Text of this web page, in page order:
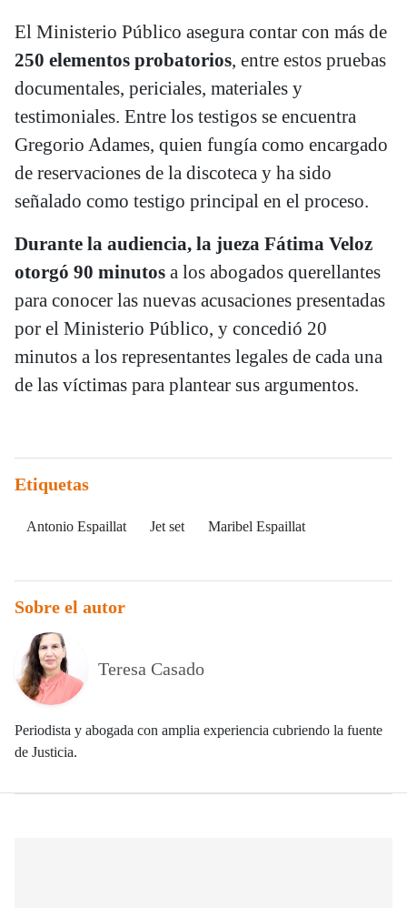
El Ministerio Público asegura contar con más de
250 elementos probatorios, entre estos pruebas
documentales, periciales, materiales y
testimoniales. Entre los testigos se encuentra
Gregorio Adames, quien fungía como encargado
de reservaciones de la discoteca y ha sido
señalado como testigo principal en el proceso.
Durante la audiencia, la jueza Fátima Veloz
otorgó 90 minutos a los abogados querellantes
para conocer las nuevas acusaciones presentadas
por el Ministerio Público, y concedió 20
minutos a los representantes legales de cada una
de las víctimas para plantear sus argumentos.
Etiquetas
Antonio Espaillat Jet set Maribel Espaillat
Sobre el autor
Teresa Casado
Periodista y abogada con amplia experiencia cubriendo la fuente
de Justicia.